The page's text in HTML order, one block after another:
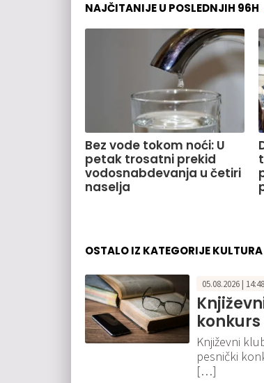
NAJČITANIJE U POSLEDNJIH 96H
Bez vode tokom noći: U
petak trosatni prekid
vodosnabdevanja u četiri
naselja
OSTALO IZ KATEGORIJE KULTURA
05.08.2026 | 14:48
konkurs
Književni
pesnički
[…]